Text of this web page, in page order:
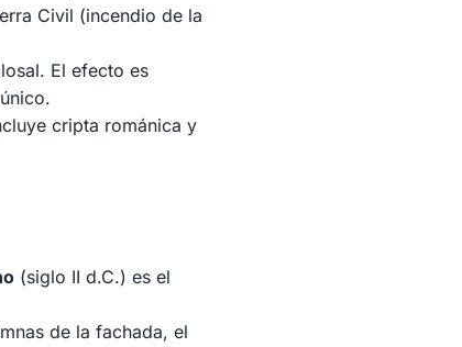
Civil (incendio de la
El efecto es
cripta románica y
(siglo II d.C.) es el
de la fachada, el